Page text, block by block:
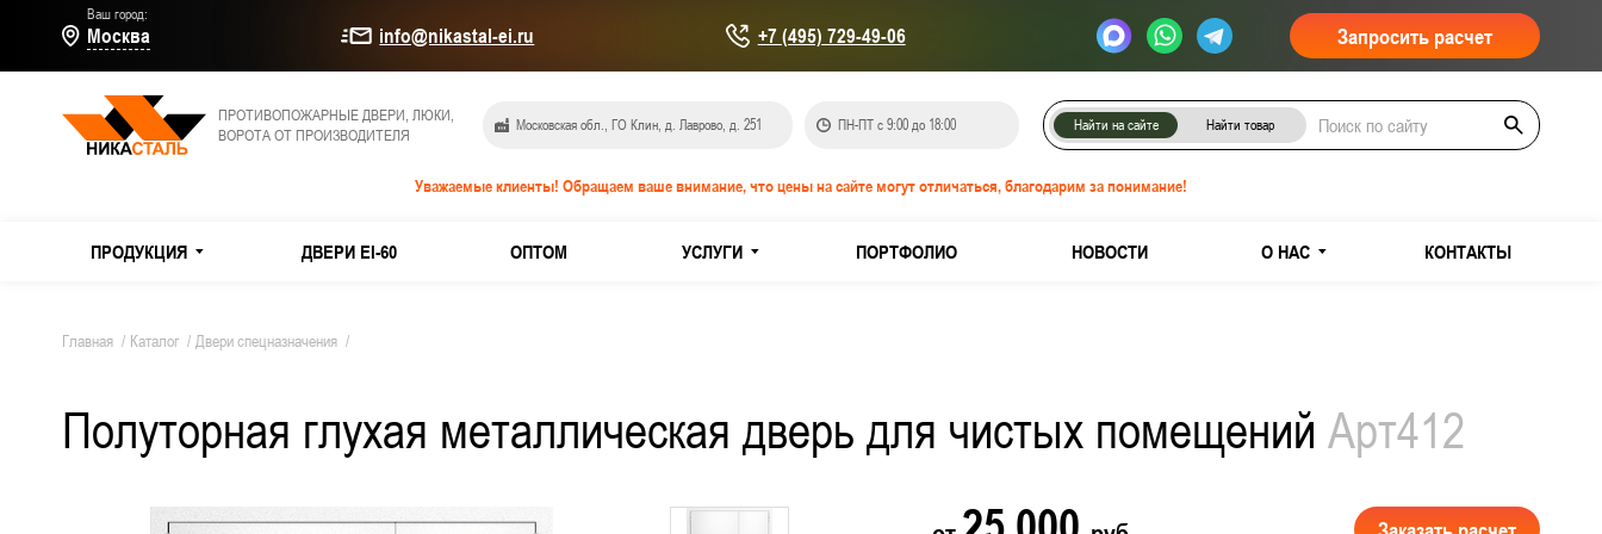
Ваш город:
Москва info@nikastal-ei.ru +7 (495) 729-49-06 Запросить расчет
ПРОТИВОПОЖАРНЫЕ ДВЕРИ, ЛЮКИ,
ВОРОТА ОТ ПРОИЗВОДИТЕЛЯ
Московская обл., ГО Клин, д. Лаврово, д. 251 ПН-ПТ с 9:00 до 18:00 Найти на сайте Найти товар
Уважаемые клиенты! Обращаем ваше внимание, что цены на сайте могут отличаться, благодарим за понимание!
ПРОДУКЦИЯ
МЕТАЛЛИЧЕСКИЕ ДВЕРИ
Из оцинкованной стали
Двери из нержавеющей стали
ДВЕРИ EI-60 ОПТОМ УСЛУГИ ПОРТФОЛИО НОВОСТИ О НАС КОНТАКТЫ
Главная / Каталог / Двери спецназначения /
Полуторная глухая металлическая дверь для чистых помещений Арт412